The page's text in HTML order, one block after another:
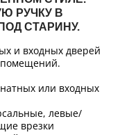
РУЧКУ В
СТАРИНУ.
и входных дверей
помещений.
или входных
левые/
врезки